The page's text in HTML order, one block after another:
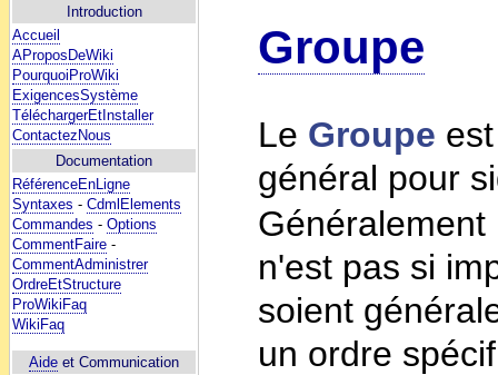
Introduction
Accueil
AProposDeWiki
PourquoiProWiki
ExigencesSystème
TéléchargerEtInstaller
ContactezNous
Documentation
RéférenceEnLigne
Syntaxes - CdmlElements
Commandes - Options
CommentFaire -
CommentAdministrer
OrdreEtStructure
ProWikiFaq
WikiFaq
Aide et Communication
Groupe
Le Groupe
général pour
n'est pas si
soient
un ordre